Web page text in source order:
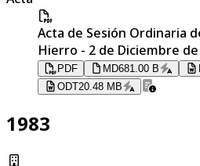
Acta de Sesión Ordinaria
Hierro - 2 de Diciembre de
PDF MD681.00 B
ODT20.48 MB
1983